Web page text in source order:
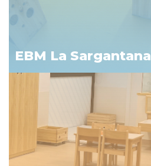
EBM La Sargantana